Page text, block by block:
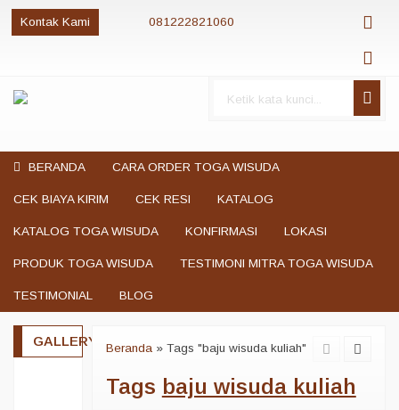
Kontak Kami 081222821060
BERANDA
CARA ORDER TOGA WISUDA
CEK BIAYA KIRIM CEK RESI KATALOG
KATALOG TOGA WISUDA KONFIRMASI LOKASI
PRODUK TOGA WISUDA TESTIMONI MITRA TOGA WISUDA
TESTIMONIAL BLOG
Beranda» Tags "baju wisuda kuliah"
Tags baju wisuda kuliah
GALLERY